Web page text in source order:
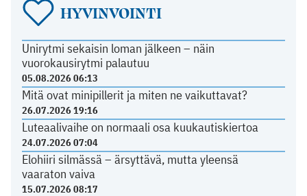
HYVINVOINTI
Unirytmi sekaisin loman jälkeen – näin
vuorokausirytmi palautuu
05.08.2026 06:13
Mitä ovat minipillerit ja miten ne vaikuttavat?
26.07.2026 19:16
Luteaalivaihe on normaali osa kuukautiskiertoa
24.07.2026 07:04
Elohiiri silmässä – ärsyttävä, mutta yleensä
vaaraton vaiva
15.07.2026 08:17